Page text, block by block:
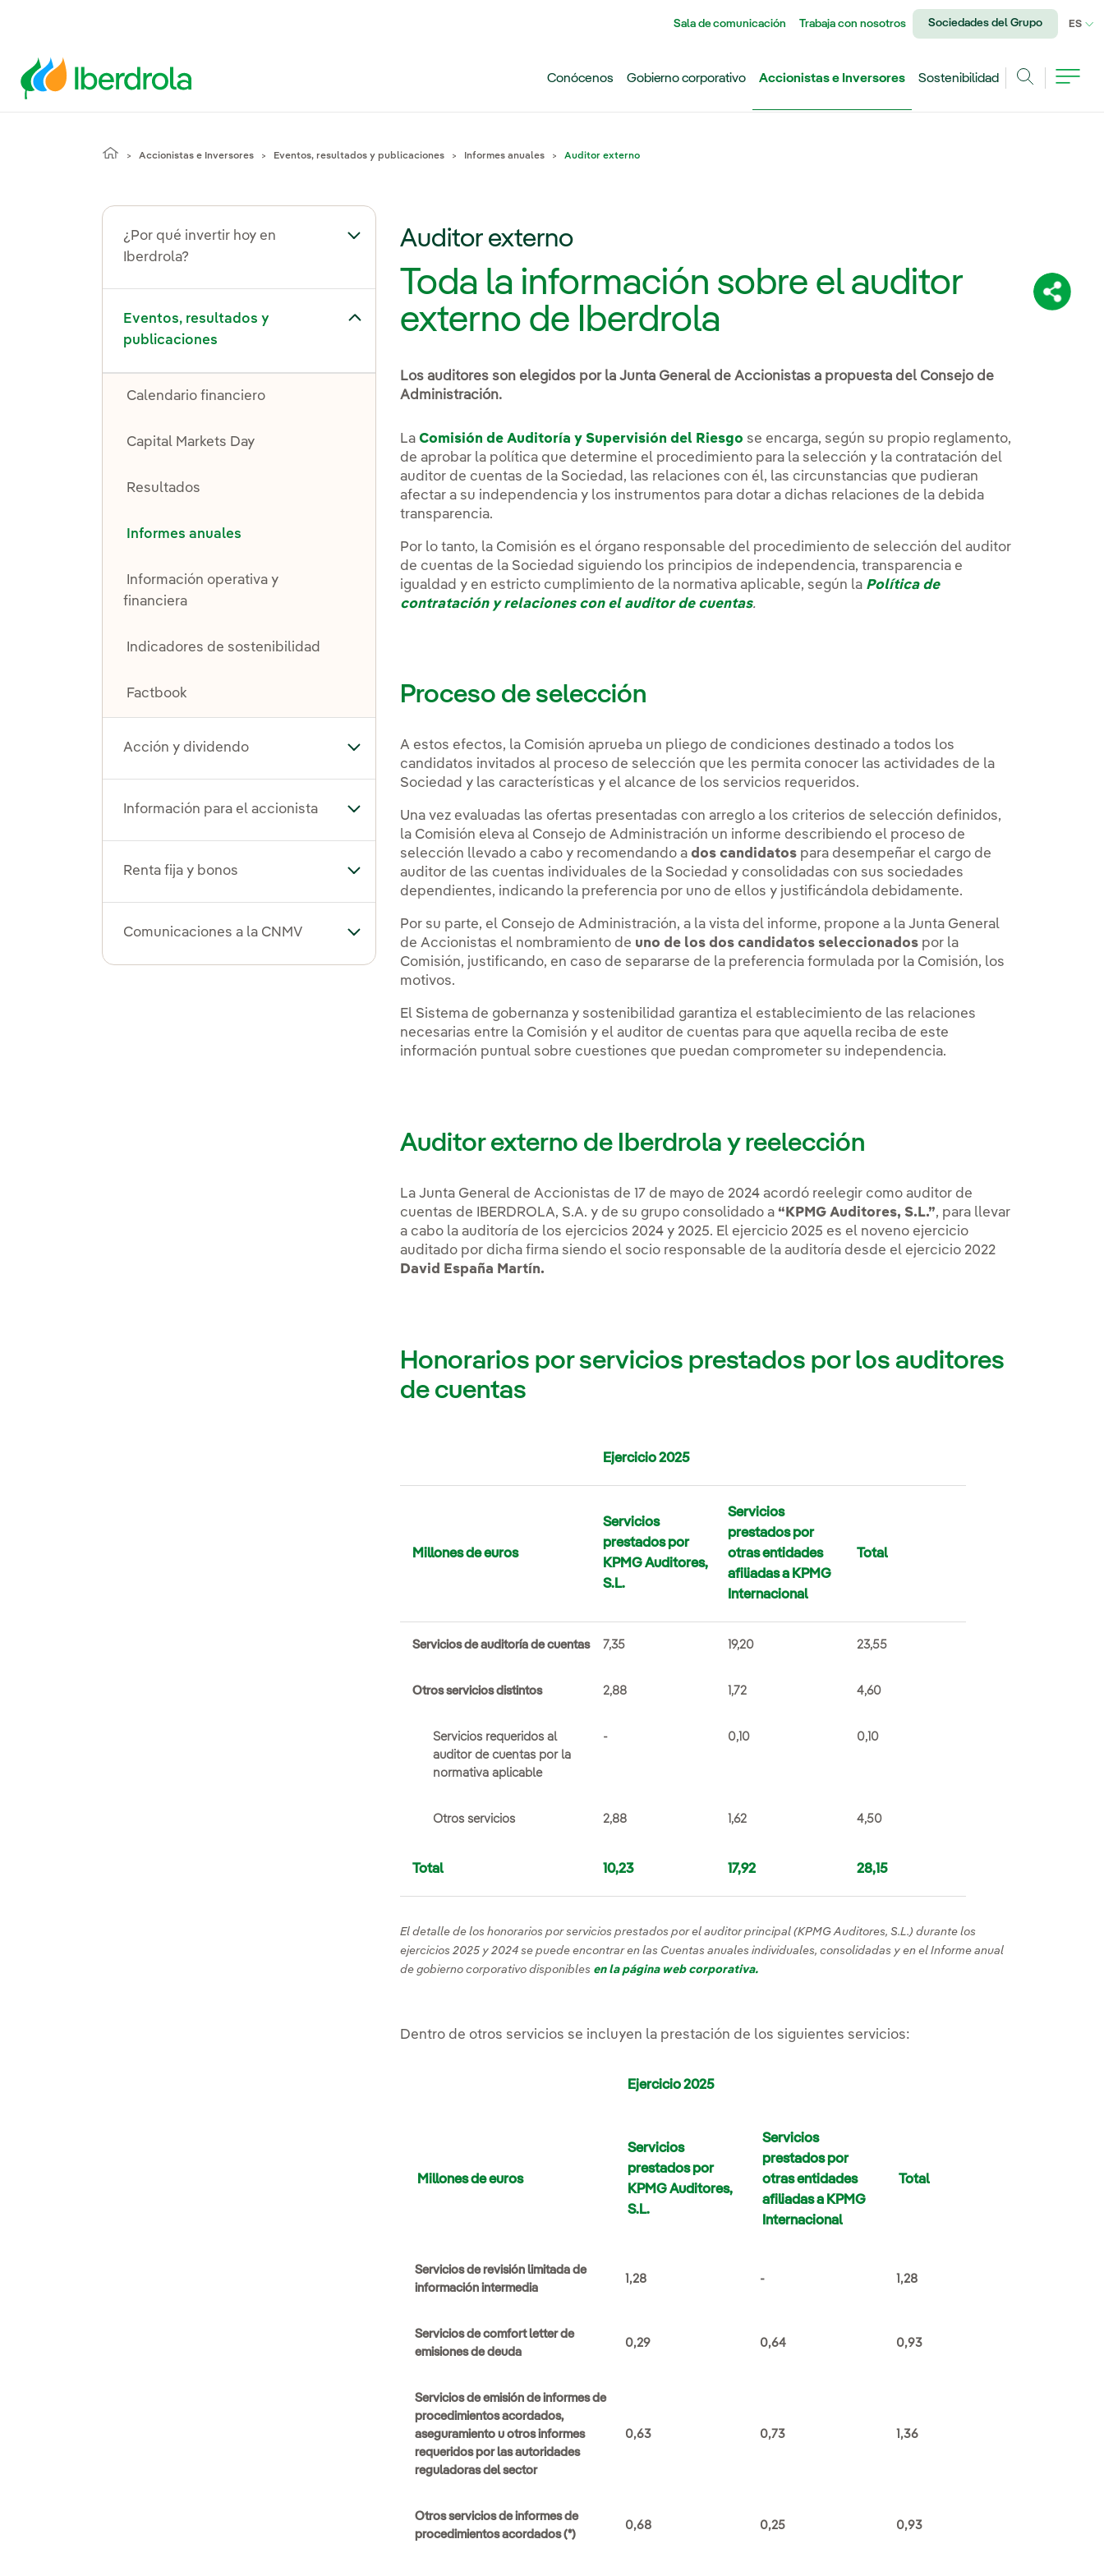
Sala de comunicación Trabaja con nosotros Sociedades del Grupo ES
Conócenos Gobierno corporativo Accionistas e Inversores
Sostenibilidad
Accionistas e Inversores Eventos, resultados y publicaciones Informes anuales Auditor externo
¿Por qué invertir hoy en
Iberdrola?
Alternar el submenú para ¿Por qué invertir hoy en Iberdrola?
Eventos, resultados y
publicaciones
el submenú para Eventos, resultados y publicaciones
Calendario financiero
Capital Markets Day
Resultados
Informes anuales
Información operativa y
financiera
Indicadores de sostenibilidad
Factbook
Acción y dividendo Alternar el submenú para Acción y dividendo
Información para el accionista Alternar el submenú para Información para el accionista
Renta fija y bonos Alternar el submenú para Renta fija y bonos
Comunicaciones a la CNMV Alternar el submenú para Comunicaciones a la CNMV
Auditor externo
Toda la información sobre el auditor
externo de Iberdrola
Los auditores son elegidos por la Junta General de Accionistas a propuesta del Consejo de
Administración.
LaComisión de Auditoría y Supervisión del Riesgo se encarga, según su propio reglamento,
de aprobar la política que determine el procedimiento para la selección y la contratación del
auditor de cuentas de la Sociedad, las relaciones con él, las circunstancias que pudieran
afectar a su independencia y los instrumentos para dotar a dichas relaciones de la debida
transparencia.
Por lo tanto, la Comisión es el órgano responsable del procedimiento de selección del auditor
de cuentas de la Sociedad siguiendo los principios de independencia, transparencia e
igualdad y en estricto cumplimiento de la normativa aplicable, según la Política de
contratación y relaciones con el auditor de cuentas.
Proceso de selección
A estos efectos, la Comisión aprueba un pliego de condiciones destinado a todos los
candidatos invitados al proceso de selección que les permita conocer las actividades de la
Sociedad y las características y el alcance de los servicios requeridos.
Una vez evaluadas las ofertas presentadas con arreglo a los criterios de selección definidos,
la Comisión eleva al Consejo de Administración un informe describiendo el proceso de
selección llevado a cabo y recomendando ados candidatos para desempeñar el cargo de
auditor de las cuentas individuales de la Sociedad y consolidadas con sus sociedades
dependientes, indicando la preferencia por uno de ellos y justificándola debidamente.
Por su parte, el Consejo de Administración, a la vista del informe, propone a la Junta General
de Accionistas el nombramiento de uno de los dos candidatos seleccionados por la
Comisión, justificando, en caso de separarse de la preferencia formulada por la Comisión, los
motivos.
El Sistema de gobernanza y sostenibilidad garantiza el establecimiento de las relaciones
necesarias entre la Comisión y el auditor de cuentas para que aquella reciba de este
información puntual sobre cuestiones que puedan comprometer su independencia.
Auditor externo de Iberdrola y reelección
La Junta General de Accionistas de 17 de mayo de 2024 acordó reelegir como auditor de
cuentas de IBERDROLA, S.A. y de su grupo consolidado a“KPMG Auditores, S.L.”, para llevar
a cabo la auditoría de los ejercicios 2024 y 2025. El ejercicio 2025 es el noveno ejercicio
auditado por dicha firma siendo el socio responsable de la auditoría desde el ejercicio 2022
David España Martín.
Honorarios por servicios prestados por los auditores
de cuentas
Ejercicio 2025
Millones de euros
Servicios
prestados por
KPMG Auditores,
S.L.
Servicios
prestados por
otras entidades
afiliadas a KPMG
Internacional
Total
Servicios de auditoría de cuentas 7,35 19,20 23,55
Otros servicios distintos 2,88 1,72 4,60
Servicios requeridos al
auditor de cuentas por la
normativa aplicable
- 0,10 0,10
Otros servicios 2,88 1,62 4,50
Total 10,23 17,92 28,15
El detalle de los honorarios por servicios prestados por el auditor principal (KPMG Auditores, S.L.) durante los
ejercicios 2025 y 2024 se puede encontrar en las Cuentas anuales individuales, consolidadas y en el Informe anual
de gobierno corporativo disponibles en la página web corporativa.
Dentro de otros servicios se incluyen la prestación de los siguientes servicios:
Ejercicio 2025
Millones de euros
Servicios
prestados por
KPMG Auditores,
S.L.
Servicios
prestados por
otras entidades
afiliadas a KPMG
Internacional
Total
Servicios de revisión limitada de
información intermedia
1,28 - 1,28
Servicios de comfort letter de
emisiones de deuda
0,29 0,64 0,93
Servicios de emisión de informes de
procedimientos acordados,
aseguramiento u otros informes
requeridos por las autoridades
reguladoras del sector
0,63 0,73 1,36
Otros servicios de informes de
procedimientos acordados (*)
0,68 0,25 0,93